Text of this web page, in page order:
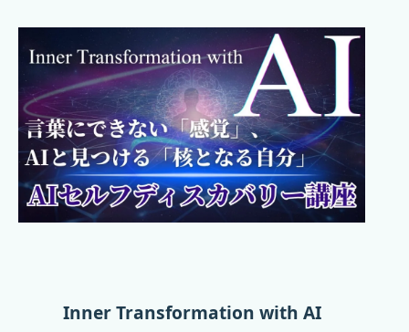
Inner Transformation with AI